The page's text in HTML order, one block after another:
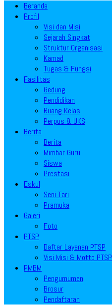
Beranda
Profil
Visi dan Misi
Sejarah Singkat
Struktur Organisasi
Kamad
Tugas & Fungsi
Fasilitas
Gedung
Pendidikan
Ruang Kelas
Perpus & UKS
Berita
Berita
Mimbar Guru
Siswa
Prestasi
Eskul
Seni Tari
Pramuka
Galeri
Foto
PTSP
Daftar Layanan PTSP
Visi Misi & Motto PTSP
PMBM
Pengumuman
Brosur
Pendaftaran